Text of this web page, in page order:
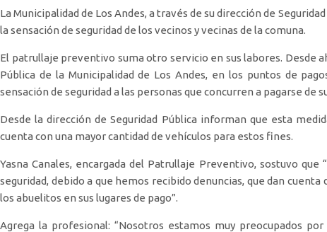
La Municipalidad de Los Andes, a través de su dirección de
la sensación de seguridad de los vecinos y vecinas de la comuna.
El patrullaje preventivo suma otro servicio en sus labores. Desde
Pública de la Municipalidad de Los Andes, en los puntos de
sensación de seguridad a las personas que concurren a pagarse de
Desde la dirección de Seguridad Pública informan que esta
cuenta con una mayor cantidad de vehículos para estos fines.
Yasna Canales, encargada del Patrullaje Preventivo, sostuvo
seguridad, debido a que hemos recibido denuncias, que dan
los abuelitos en sus lugares de pago”.
Agrega la profesional: “Nosotros estamos muy preocupados